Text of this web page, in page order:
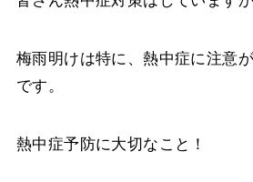
梅雨明けは特に、熱中症に注意
です。
熱中症予防に大切なこと！